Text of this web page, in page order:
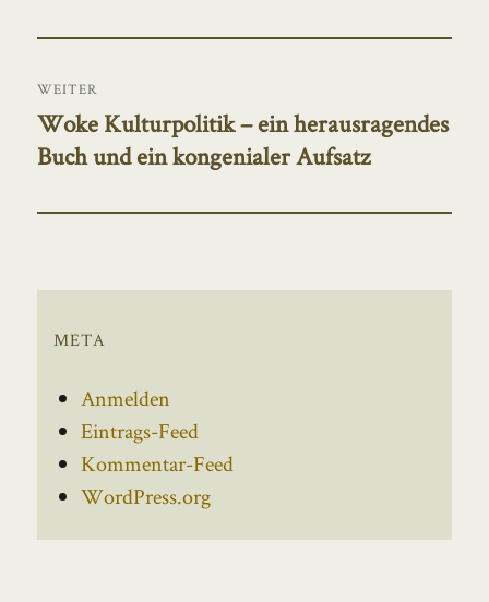
WEITER
Nächster
Beitrag:
Woke Kulturpolitik – ein herausragendes
Buch und ein kongenialer Aufsatz
META
Anmelden
Eintrags-Feed
Kommentar-Feed
WordPress.org